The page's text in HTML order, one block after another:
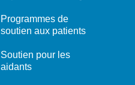
Programmes de
soutien aux patients
Soutien pour les
aidants